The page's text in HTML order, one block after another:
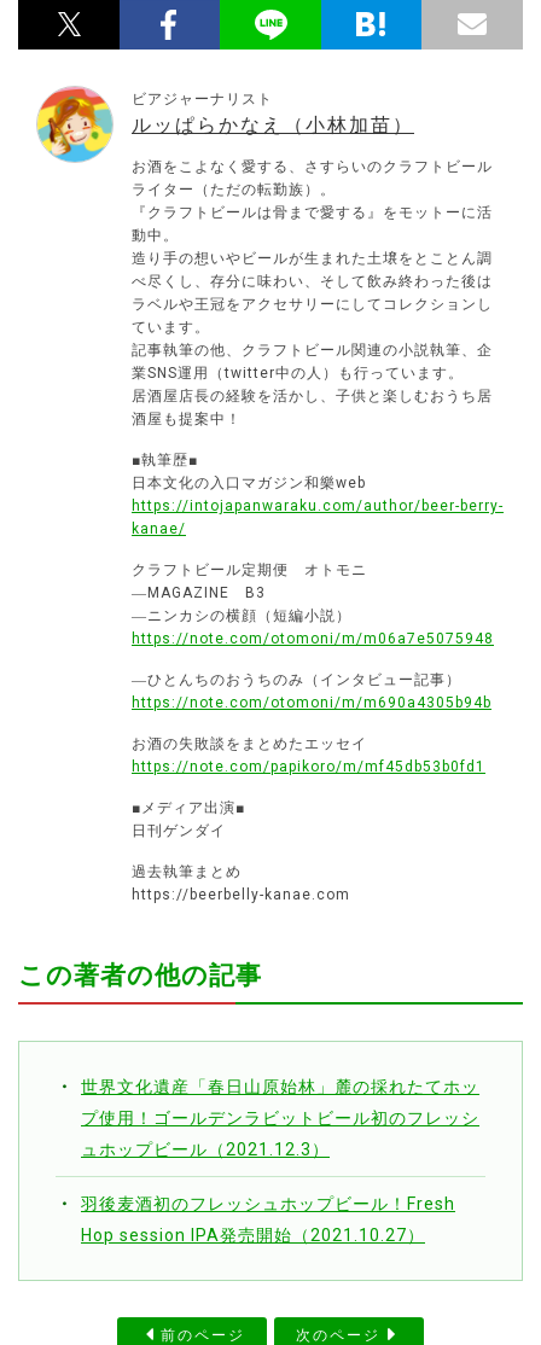
ビアジャーナリスト
ルッぱらかなえ（小林加苗）
お酒をこよなく愛する、さすらいのクラフトビール
ライター（ただの転勤族）。
『クラフトビールは骨まで愛する』をモットーに活
動中。
造り手の想いやビールが生まれた土壌をとことん調
べ尽くし、存分に味わい、そして飲み終わった後は
ラベルや王冠をアクセサリーにしてコレクションし
ています。
記事執筆の他、クラフトビール関連の小説執筆、企
業SNS運用（twitter中の人）も行っています。
居酒屋店長の経験を活かし、子供と楽しむおうち居
酒屋も提案中！
■執筆歴■
日本文化の入口マガジン和樂web
https://intojapanwaraku.com/author/beer-berry-
kanae/
クラフトビール定期便 オトモニ
―MAGAZINE B3
―ニンカシの横顔（短編小説）
https://note.com/otomoni/m/m06a7e5075948
―ひとんちのおうちのみ（インタビュー記事）
https://note.com/otomoni/m/m690a4305b94b
お酒の失敗談をまとめたエッセイ
https://note.com/papikoro/m/mf45db53b0fd1
■メディア出演■
日刊ゲンダイ
過去執筆まとめ
https://beerbelly-kanae.com
この著者の他の記事
世界文化遺産「春日山原始林」麓の採れたてホッ
プ使用！ゴールデンラビットビール初のフレッシ
ュホップビール（2021.12.3）
羽後麦酒初のフレッシュホップビール！Fresh
Hop session IPA発売開始（2021.10.27）
前のページ 次のページ